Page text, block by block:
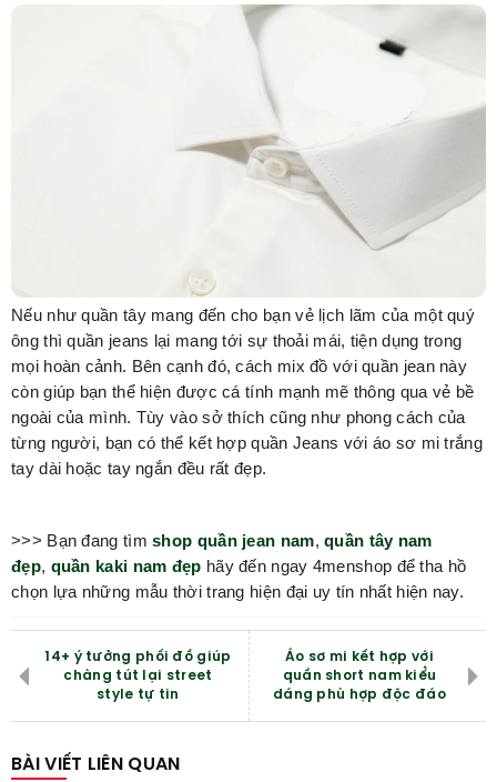
Nếu như quần tây mang đến cho bạn vẻ lịch lãm của một quý
ông thì quần jeans lại mang tới sự thoải mái, tiện dụng trong
mọi hoàn cảnh. Bên cạnh đó, cách mix đồ với quần jean này
còn giúp bạn thể hiện được cá tính mạnh mẽ thông qua vẻ bề
ngoài của mình. Tùy vào sở thích cũng như phong cách của
từng người, bạn có thể kết hợp quần Jeans với áo sơ mi trắng
tay dài hoặc tay ngắn đều rất đẹp.
>>> Bạn đang tìmshop quần jean nam,quần tây nam
đẹp, quần kaki nam đẹp hãy đến ngay 4menshop để tha hồ
chọn lựa những mẫu thời trang hiện đại uy tín nhất hiện nay.
14+ ý tưởng phối đồ giúp
chàng tút lại street
style tự tin
Áo sơ mi kết hợp với
quần short nam kiểu
dáng phù hợp độc đáo
BÀI VIẾT LIÊN QUAN